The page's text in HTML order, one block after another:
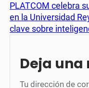
PLATCOM celebra
en la Universidad
clave sobre
Deja una
Tu dirección de